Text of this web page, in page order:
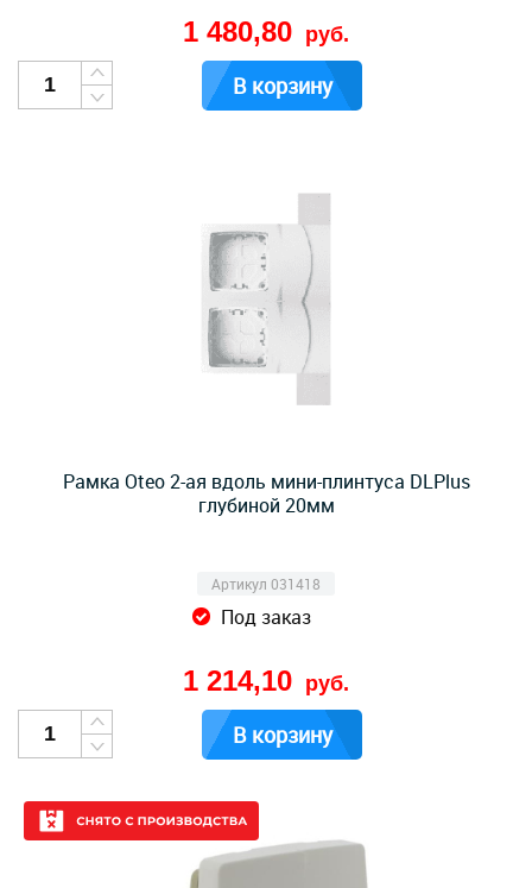
1 480,80 руб.
В корзину
Рамка Oteo 2-ая вдоль мини-плинтуса DLPlus
глубиной 20мм
Артикул 031418
Под заказ
1 214,10 руб.
В корзину